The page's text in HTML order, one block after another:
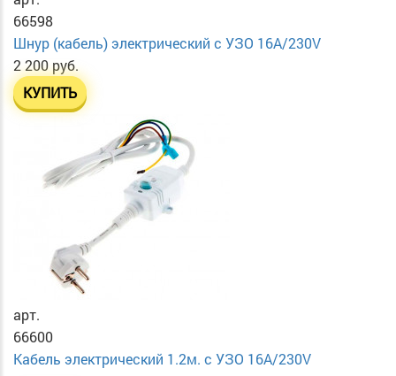
66598
Шнур (кабель) электрический с УЗО 16А/230V
2 200 руб.
КУПИТЬ
арт.
66600
Кабель электрический 1.2м. с УЗО 16А/230V